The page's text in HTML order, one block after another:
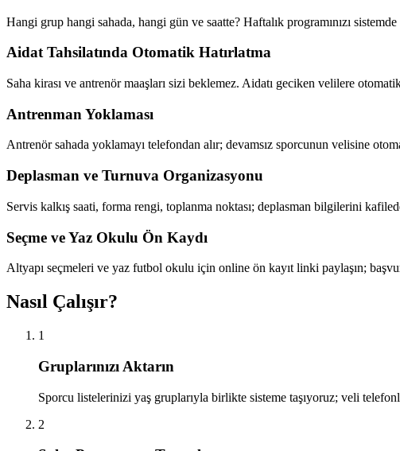
Hangi grup hangi sahada, hangi gün ve saatte? Haftalık programınızı
Aidat Tahsilatında Otomatik Hatırlatma
Saha kirası ve antrenör maaşları sizi beklemez. Aidatı geciken velilere
Antrenman Yoklaması
Antrenör sahada yoklamayı telefondan alır; devamsız sporcunun velisine
Deplasman ve Turnuva Organizasyonu
Servis kalkış saati, forma rengi, toplanma noktası; deplasman bilgilerini
Seçme ve Yaz Okulu Ön Kaydı
Altyapı seçmeleri ve yaz futbol okulu için online ön kayıt linki paylaşın;
Nasıl Çalışır?
1
Gruplarınızı Aktarın
Sporcu listelerinizi yaş gruplarıyla birlikte sisteme taşıyoruz; veli
2